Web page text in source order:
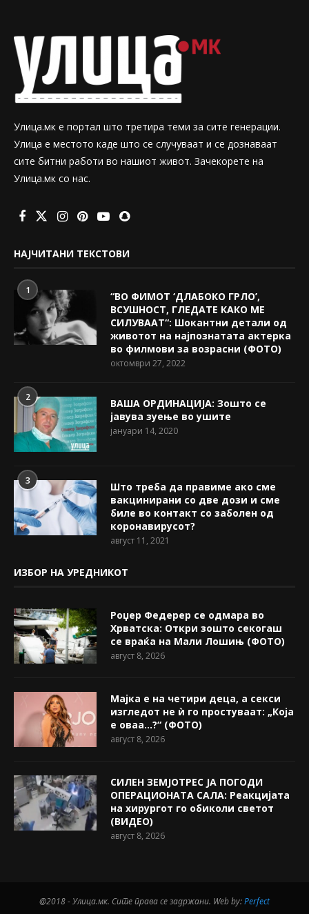
Улица.мк е портал што третира теми за сите генерации.
Улица е местото каде што се случуваат и се дознаваат
сите битни работи во нашиот живот. Зачекорете на
Улица.мк со нас.
НАЈЧИТАНИ ТЕКСТОВИ
1
“ВО ФИМОТ ‘ДЛАБОКО ГРЛО’,
ВСУШНОСТ, ГЛЕДАТЕ КАКО МЕ
СИЛУВААТ“: Шокантни детали од
животот на најпознатата актерка
во филмови за возрасни (ФОТО)
октомври 27, 2022
2
ВАША ОРДИНАЦИЈА: Зошто се
јавува зуење во ушите
јануари 14, 2020
3
Што треба да правиме ако сме
вакцинирани со две дози и сме
биле во контакт со заболен од
коронавирусот?
август 11, 2021
ИЗБОР НА УРЕДНИКОТ
Роџер Федерер се одмара во
Хрватска: Откри зошто секогаш
се враќа на Мали Лошињ (ФОТО)
август 8, 2026
Мајка е на четири деца, а секси
изгледот не ѝ го простуваат: „Која
е оваа…?“ (ФОТО)
август 8, 2026
СИЛЕН ЗЕМЈОТРЕС ЈА ПОГОДИ
ОПЕРАЦИОНАТА САЛА: Реакцијата
на хирургот го обиколи светот
(ВИДЕО)
август 8, 2026
@2018 - Улица.мк. Сите права се задржани. Web by:Perfect